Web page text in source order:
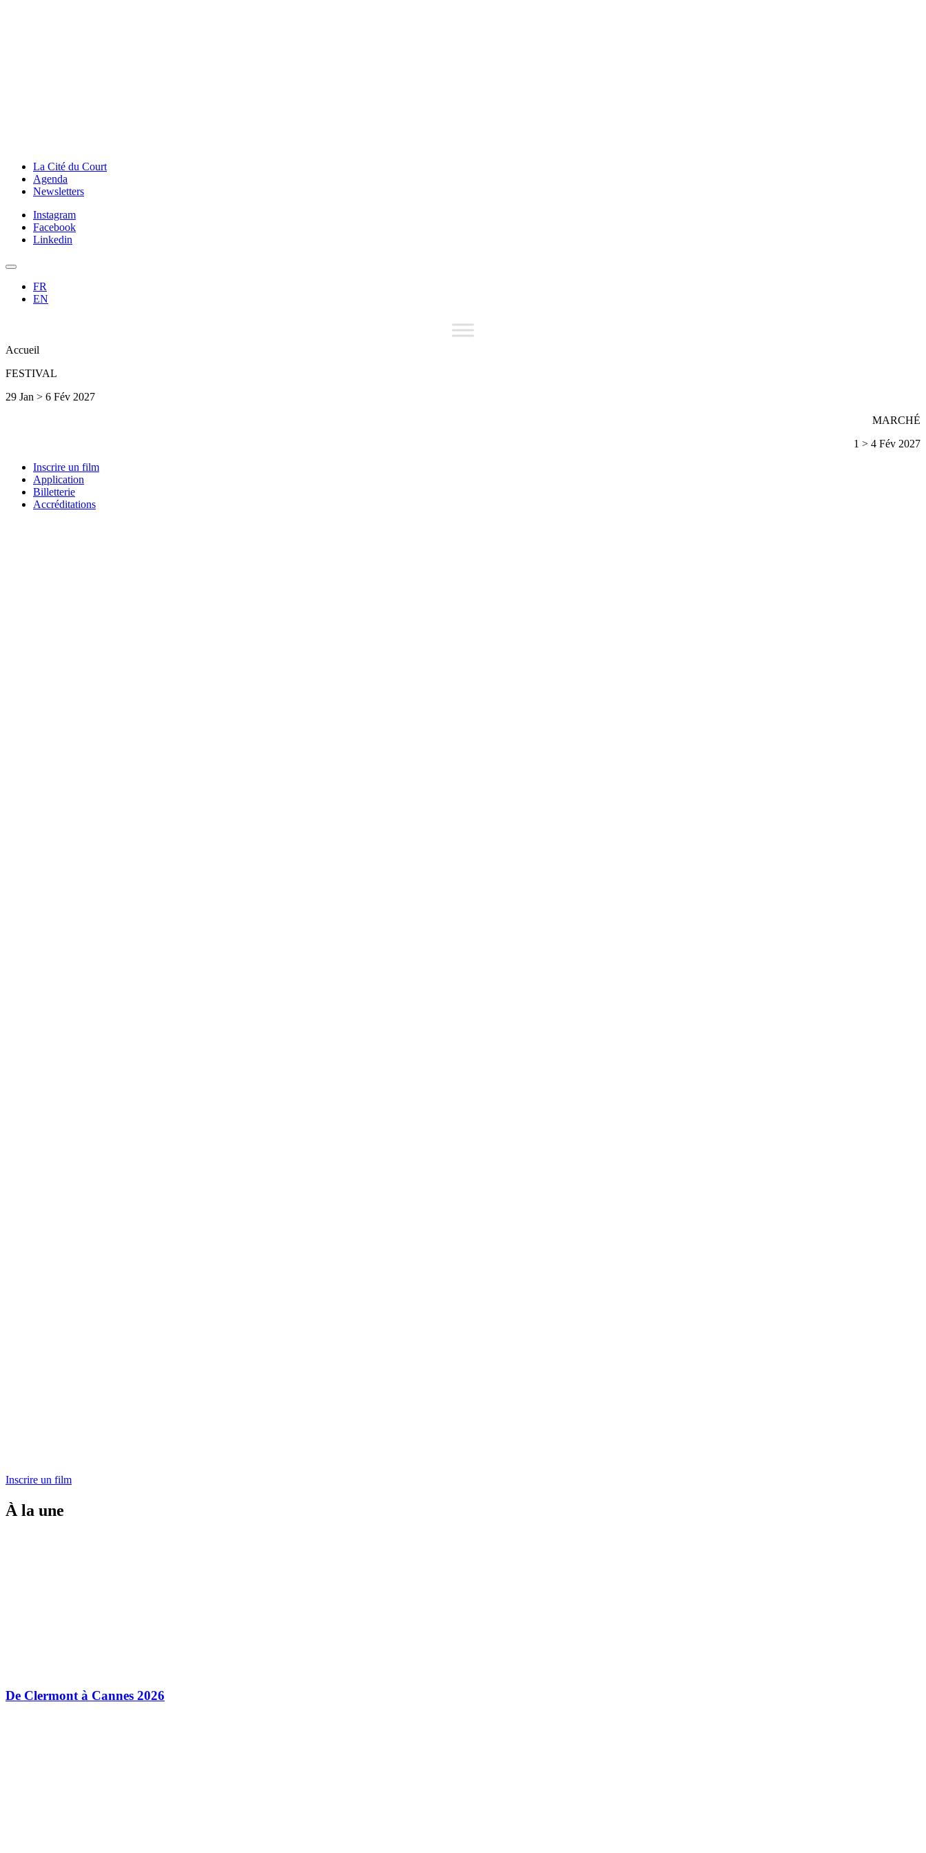
La Cité du Court
Agenda
Newsletters
Instagram
Facebook
Linkedin
FR
EN
Accueil
FESTIVAL
29 Jan > 6 Fév 2027
MARCHÉ
1 > 4 Fév 2027
Inscrire un film
Application
Billetterie
Accréditations
Inscrire un film
À la une
De Clermont à Cannes 2026